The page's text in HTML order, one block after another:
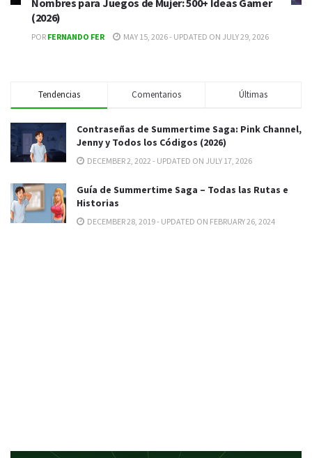
Nombres para Juegos de Mujer: 500+ Ideas Gamer
(2026)
POR FERNANDO FER MAY 15, 2026 - UPDATED ON JULY 29, 2026
Tendencias Comentarios Últimas
Contraseñas de Summertime Saga: Pink Channel,
Jenny y Todos los Códigos (2026)
DECEMBER 2, 2022 - UPDATED ON JULY 17, 2026
Guía de Summertime Saga – Todas las Rutas e
Historias
DECEMBER 28, 2019 - UPDATED ON FEBRUARY 26, 2024